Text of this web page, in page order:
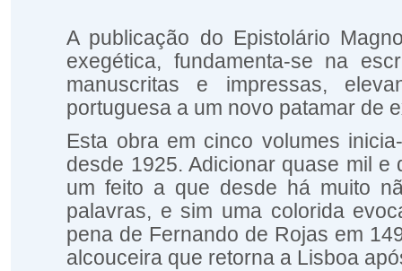
A publicação do Epistolário
exegética, fundamenta-se na
manuscritas e impressas,
portuguesa a um novo patamar de
Esta obra em cinco volumes
desde 1925. Adicionar quase mil
um feito a que desde há muito
palavras, e sim uma colorida
pena de Fernando de Rojas em
alcouceira que retorna a Lisboa